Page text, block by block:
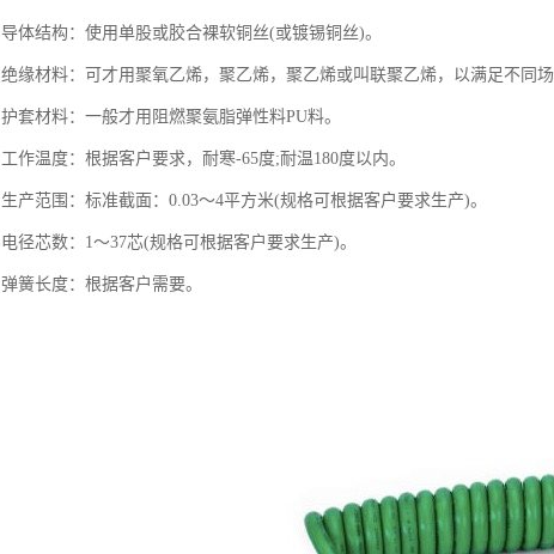
导体结构：使用单股或胶合裸软铜丝(或镀锡铜丝)。
绝缘材料：可才用聚氧乙烯，聚乙烯，聚乙烯或叫联聚乙烯，以满足不同场
护套材料：一般才用阻燃聚氨脂弹性料PU料。
工作温度：根据客户要求，耐寒-65度;耐温180度以内。
生产范围：标准截面：0.03～4平方米(规格可根据客户要求生产)。
电径芯数：1～37芯(规格可根据客户要求生产)。
弹簧长度：根据客户需要。